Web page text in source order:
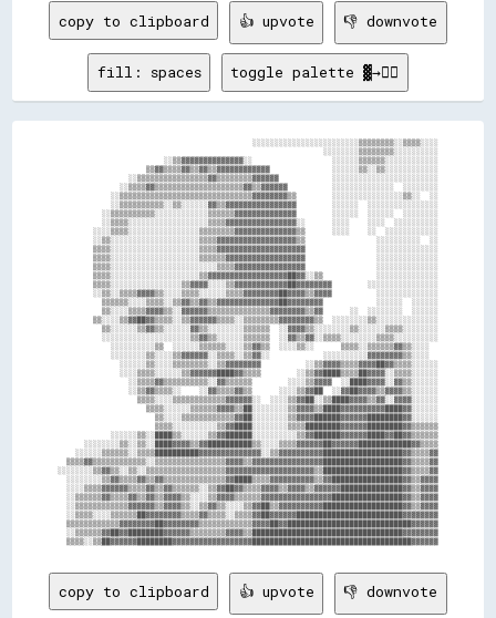
copy to clipboard 👍 upvote 👎 downvote
fill: spaces toggle palette ▓→✊🏽
                                            ░░░░░░░░░░░░░░░░░░░░░░░░▒▒▒▒▒▒▒▒░░▒▒▒▒░░░░
                                                            ░░░░░░░░▒▒▒▒▒▒▒▒░░░░░░░░░░
                        ░░▒▒▓▓▓▓▓▓▓▓▓▓▓▓▓▓░░                  ░░░░░░▒▒▒▒▒▒░░░░░░░░░░░░
                    ▒▒▓▓▒▒▒▒▓▓▒▒▓▓▒▒▓▓▓▓▓▓▓▓▓▓▓▓              ░░░░░░▒▒░░▒▒░░░░░░░░░░░░
                ░░▒▒▒▒▒▒▒▒▒▒▒▒▒▒▒▒▓▓▒▒▒▒▒▒▒▒▓▓▓▓▓▓            ░░░░░░░░░░░░░░░░░░░░░░░░
              ░░▒▒▒▒▓▓▒▒▒▒▒▒▒▒▒▒▒▒▒▒▒▒▒▒▒▒▓▓▒▒▓▓▓▓▓▓          ░░░░░░░░░░░░░░  ░░░░░░░░
            ░░▒▒▒▒▒▒▒▒▒▒▒▒▒▒▒▒▒▒▒▒▒▒▒▒▒▒▒▒▒▒▓▓▓▓▓▓▓▓▒▒        ░░░░░░░░░░░░░░░░▒▒░░  ░░
            ░░▒▒▒▒▒▒▒▒▒▒░░▒▒░░░░░░▓▓▒▒▓▓▓▓▓▓▓▓▓▓▓▓▓▓▓▓        ░░░░░░  ░░░░░░░░░░░░░░░░
          ░░▒▒▒▒▒▒▒▒▒▒░░░░░░░░░░░░▒▒▒▒▒▒▓▓▓▓▓▓▓▓▓▓▓▓▓▓        ░░░░░░  ░░░░░░  ░░░░░░░░
          ░░▒▒▒▒░░░░░░░░░░░░░░░░░░▒▒▒▒▓▓▓▓▓▓▓▓▓▓▓▓▓▓▓▓░░      ░░░░    ░░░░  ░░░░░░░░░░
        ░░░░▒▒▒▒░░░░░░░░░░░░░░░░▒▒▒▒▒▒▒▒▓▓▓▓▓▓▓▓▓▓▓▓▓▓▒▒      ░░░░    ░░  ░░░░░░░░░░░░
        ░░▒▒░░░░░░░░░░░░░░░░░░░░▒▒▒▒▓▓▓▓▓▓▓▓▓▓▓▓▓▓▓▓▓▓▒▒                ░░░░░░░░░░  ░░
        ▒▒▒▒░░░░░░░░░░░░░░░░░░░░▒▒▒▒▓▓▓▓▓▓▓▓▓▓▓▓▓▓▓▓▓▓▓▓                ░░░░░░░░░░░░░░
        ▒▒▒▒░░░░░░░░░░░░░░░░░░░░▒▒▒▒▒▒▓▓▓▓▓▓▓▓▓▓▓▓▓▓▓▓▓▓                ░░░░░░░░░░░░░░
        ▒▒▒▒░░░░░░░░░░░░░░░░░░░░░░░░▒▒▒▒▓▓▓▓▓▓▓▓▓▓▓▓▓▓▓▓                ░░░░░░░░░░░░░░
        ▒▒▒▒░░░░░░░░░░░░░░░░░░░░▒▒▓▓▓▓▓▓▓▓▓▓▓▓▓▓▓▓▓▓██▓▓░░▒▒            ░░░░░░░░░░░░░░
        ▒▒▒▒░░░░░░░░░░░░░░░░▒▒▓▓▓▓░░░░▒▒▓▓▓▓▓▓▓▓▓▓▓▓██▓▓▓▓▓▓▓▓        ░░░░░░░░░░░░░░░░
        ░░▒▒░░▒▒▒▒▓▓▓▓▒▒░░░░▒▒▒▒░░░░░░▒▒▒▒▓▓▓▓▓▓▓▓██▓▓▓▓▒▒▓▓▓▓          ░░░░░░░░░░░░░░
          ▒▒▒▒▒▒░░░░▒▒▒▒░░▒▒▓▓▒▒▓▓▒▒▓▓▓▓▓▓▓▓▓▓▓▓▓▓██▓▓▓▓▓▓▓▓            ░░░░░░  ░░░░░░
          ▒▒░░░░▒▒▒▒▓▓▓▓▒▒░░▓▓▓▓▓▓▒▒▒▒▒▒▒▒▒▒▒▒▒▒▓▓▓▓▓▓▓▓▒▒▓▓      ░░  ░░░░░░░░  ░░░░░░
        ▒▒░░░░▒▒▓▓██▓▓▒▒▒▒░░▒▒▓▓▓▓▓▓▒▒▒▒░░▒▒▒▒▒▒▒▒▓▓▓▓▓▓▓▓▒▒  ░░░░░░░░▒▒░░░░░░░░░░░░░░
          ▒▒░░░░░░▒▒▓▓▒▒░░░░░░▓▓▒▒░░░░░░░░▒▒▒▒▒▒  ░░▓▓▓▓▒▒░░░░░░░░▒▒░░░░░░▒▒▒▒░░░░░░░░
          ░░░░░░░░░░░░░░░░░░░░▒▒▓▓▒▒░░░░░░▒▒▒▒▒▒  ░░▓▓▒▒▓▓░░▒▒▒▒░░░░░░░░▒▒▒▒░░░░░░░░░░
            ░░░░░░░░░░▒▒  ░░░░░░▒▒▒▒▒▒░░░░▒▒▓▓▒▒  ░░░░▒▒░░      ▒▒▒▒░░▒▒▒▒▒▒▓▓▒▒░░░░
            ░░░░░░░░▒▒░░░░▒▒▓▓▓▓▓▓░░▒▒▒▒░░▒▒▓▓░░            ░░░░░░░░░░▓▓▓▓▓▓▓▓▒▒░░░░
              ░░░░░░▒▒░░░░▒▒▒▒▒▒▒▒░░▒▒▓▓▓▓▓▓▓▓          ░░▒▒▓▓▓▓▒▒▒▒▓▓▓▓██▓▓▒▒▒▒░░░░░░
              ░░░░▒▒▒▒░░░░░░▒▒▓▓▓▓▓▓████▓▓▒▒▒▒        ░░▒▒▓▓████▒▒▒▒██▓▓▓▓░░▒▒▒▒░░░░░░
                ░░▒▒▒▒▓▓▒▒▒▒▒▒▒▒▒▒░░▓▓▒▒▒▒▒▒        ░░░░▒▒▓▓▓▓  ░░████▓▓▓▓░░▓▓▒▒░░░░░░
                ░░▒▒▓▓▒▒▒▒░░    ░░▓▓▒▒▒▒▓▓▒▒      ░░░░▒▒▓▓██  ░░▓▓██▓▓▓▓▒▒▓▓▓▓▒▒░░░░░░
                  ▒▒▒▒░░░░▒▒▒▒▒▒▒▒▒▒▒▒▓▓▓▓▓▓░░  ░░░░▒▒▓▓██░░▒▒████▓▓▓▓▒▒▓▓░░▓▓▓▓░░░░░░
                    ▒▒▒▒░░░░░░▒▒▒▒▒▒▓▓▓▓▒▒██░░░░░░░░▒▒▓▓▓▓▒▒████▓▓▓▓▓▓▓▓▓▓████▓▓░░░░░░
                      ▒▒░░░░▒▒▒▒▒▒▒▒▒▒▒▒▓▓██░░░░░░░░▒▒▓▓▓▓██████▓▓▓▓▓▓████████▓▓░░░░░░
                      ▒▒▒▒░░░░░░░░░░▒▒▓▓████░░░░░░░░▒▒▒▒████████▓▓▓▓▓▓████████▓▓▒▒▒▒▒▒
            ░░░░░░▒▒░░████▒▒░░░░░░▒▒▓▓██████░░░░░░░░░░▒▒▓▓██████▓▓▓▓▓▓████▓▓██▓▓▒▒▒▒▒▒
      ░░░░░░░░▒▒░░▒▒░░████▓▓▓▓▒▒▓▓██████████▒▒░░░░▒▒▒▒▓▓▓▓▓▓██▓▓▓▓▓▓████████████▓▓▒▒▒▒
    ░░░░░░▒▒▒▒▒▒░░▒▒▒▒██████████▓▓▓▓▓▓▓▓▓▓▓▓▓▓░░▒▒▓▓▓▓▓▓▓▓▓▓██████████████████▓▓▒▒▒▒▓▓
  ▒▒▒▒▓▓▒▒▒▒▒▒▒▒▒▒▒▒░░▒▒▒▒▒▒▒▒▒▒▒▒▒▒▒▒▓▓▓▓▒▒▓▓▓▓▓▓▓▓▓▓▓▓▓▓▓▓██████████████████▓▓▒▒▒▒▓▓
░░░░░░░░▒▒▓▓▒▒░░▒▒░░▒▒▒▒▒▒▒▒▒▒▒▒▒▒▒▒▒▒▓▓▓▓▓▓▓▓▓▓▓▓▓▓▓▓▓▓▓▓▒▒██████████████████▓▓▒▒▒▒▓▓
  ░░░░░░░░▒▒▓▓▒▒▒▒▓▓▒▒▓▓▒▒▒▒▒▒▒▒▒▒▒▒▒▒▓▓████▒▒▒▒▓▓▓▓▓▓▓▓▓▓▒▒▓▓████████████████▓▓▒▒▓▓▓▓
  ░░░░▒▒▒▒▓▓▓▓▓▓▒▒▒▒▓▓▒▒▓▓▒▒▒▒▒▒░░▒▒▓▓██▓▓▒▒▒▒▓▓▓▓▒▒▓▓▓▓▒▒▓▓▓▓▓▓██████████████▓▓▒▒▓▓▓▓
  ░░▒▒▒▒▒▒▓▓▒▒▒▒▓▓▒▒▓▓▒▒▓▓▓▓▒▒░░░░▒▒▓▓▓▓▒▒▒▒▒▒▓▓▓▓▓▓▓▓▓▓▓▓▓▓▓▓████████████████▓▓▒▒▓▓▓▓
  ░░▒▒▒▒▒▒▒▒▒▒▒▒▓▓▓▓▓▓▒▒▓▓▓▓▒▒░░▒▒▓▓▒▒░░░░▒▒▓▓██▒▒▓▓▓▓▓▓▓▓▓▓██████████████████▓▓▒▒▓▓▓▓
  ░░▒▒▒▒░░░░▒▒▒▒▒▒██▓▓▓▓▓▓▓▓▒▒▒▒▓▓▒▒▒▒░░▒▒▒▒▓▓██▓▓▓▓▓▓████████████████████████▓▓▓▓▓▓▓▓
  ▒▒▒▒▒▒▒▒▒▒▒▒▓▓▓▓▓▓▓▓██▓▓▓▓▓▓▓▓▒▒▒▒▒▒▒▒▒▒▒▒▓▓▓▓██▓▓████████████████████████████▓▓▓▓▓▓
  ░░▒▒▒▒▒▒▓▓██▓▓████████▓▓▓▓▓▓▒▒▒▒▒▒▒▒▓▓▓▓▒▒██████████████████████████████████▓▓▓▓▓▓▓▓
copy to clipboard 👍 upvote 👎 downvote